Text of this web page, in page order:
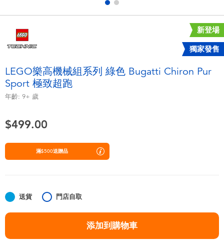
毛毛公仔玩具
嬰兒及學前玩具
電池
新登場
獨家發售
LEGO樂高機械組系列 綠色 Bugatti Chiron Pur
Sport 極致超跑
年齡: 9+ 歲
$499.00
滿$500送贈品
送貨 門店自取
添加到購物車